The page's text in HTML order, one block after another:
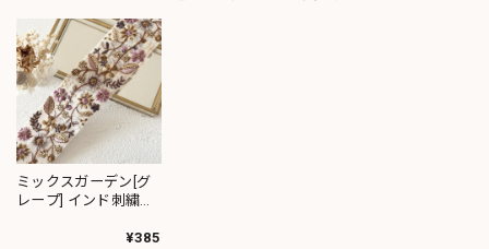
ミックスガーデン[グ
レープ] インド刺繍リ
¥385